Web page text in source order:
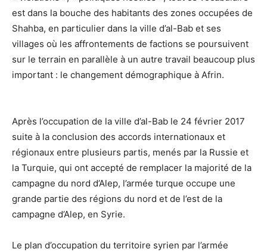
est dans la bouche des habitants des zones occupées de
Shahba, en particulier dans la ville d’al-Bab et ses
villages où les affrontements de factions se poursuivent
sur le terrain en parallèle à un autre travail beaucoup plus
important : le changement démographique à Afrin.
Après l’occupation de la ville d’al-Bab le 24 février 2017
suite à la conclusion des accords internationaux et
régionaux entre plusieurs partis, menés par la Russie et
la Turquie, qui ont accepté de remplacer la majorité de la
campagne du nord d’Alep, l’armée turque occupe une
grande partie des régions du nord et de l’est de la
campagne d’Alep, en Syrie.
Le plan d’occupation du territoire syrien par l’armée